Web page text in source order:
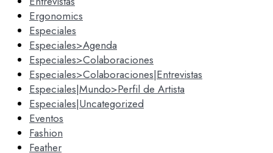
Ergonomics
Especiales
Especiales>Agenda
Especiales>Colaboraciones
Especiales>Colaboraciones|Entrevistas
Especiales|Mundo>Perfil de Artista
Especiales|Uncategorized
Eventos
Fashion
Feather